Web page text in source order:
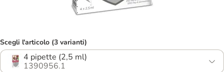
Scegli l'articolo (3 varianti)
4 pipette (2,5 ml)
1390956.1